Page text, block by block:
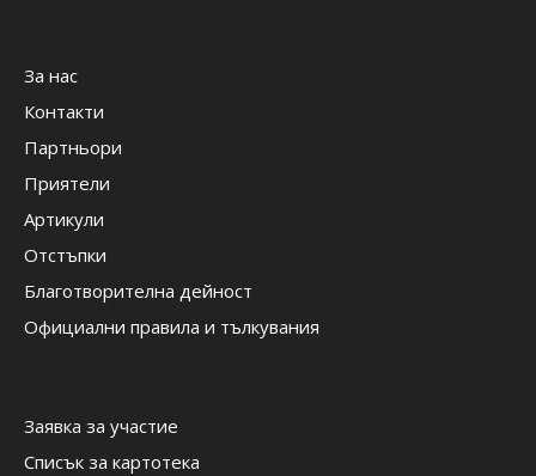
За нас
Контакти
Партньори
Приятели
Артикули
Отстъпки
Благотворителна дейност
Официални правила и тълкувания
Заявка за участие
Списък за картотека